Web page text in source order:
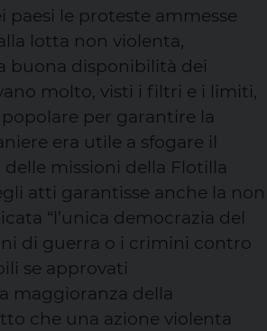
paesi le proteste ammesse
lotta non violenta,
buona disponibilità dei
molto, visti i filtri e i limiti,
per garantire la
era utile a sfogare il
missioni della Flotilla
atti garantisse anche la non
“l’unica democrazia del
di guerra o i crimini contro
se approvati
maggioranza della
che una azione violenta